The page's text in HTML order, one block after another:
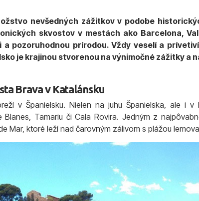
nevšedných zážitkov v podobe
skvostov v mestách ako Barcelona,
a pozoruhodnou prírodou. Vždy veselí a
je krajinou stvorenou na výnimočné zážitky a
Brava v Katalánsku
v Španielsku. Nielen na juhu Španielska, ale i v
Tamariu či Cala Rovira. Jedným z
Mar, ktoré leží nad čarovným zálivom s plážou